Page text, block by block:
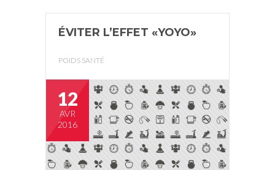
ÉVITER L’EFFET «YOYO»
POIDS SANTÉ
12
AVR
2016